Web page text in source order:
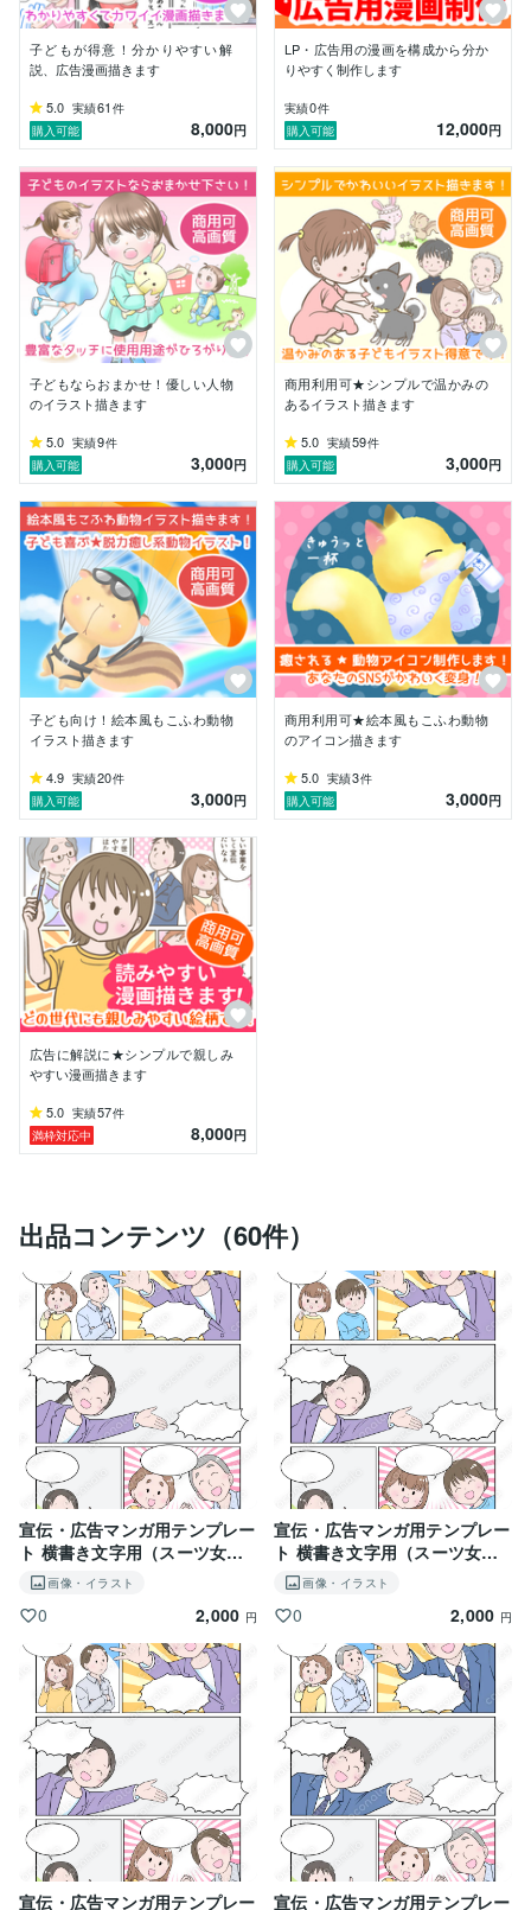
子どもが得意！分かりやすい解
説、広告漫画描きます
5.0 実績61 件
購入可能
8,000円
LP・広告用の漫画を構成から分か
りやすく制作します
実績0件
購入可能
12,000円
子どもならおまかせ！優しい人物
のイラスト描きます
5.0 実績9件
購入可能
3,000円
商用利用可★シンプルで温かみの
あるイラスト描きます
5.0 実績59件
購入可能
3,000円
子ども向け！絵本風もこふわ動物
イラスト描きます
4.9 実績20件
購入可能
3,000円
商用利用可★絵本風もこふわ動物
のアイコン描きます
5.0 実績3件
購入可能
3,000円
広告に解説に★シンプルで親しみ
やすい漫画描きます
5.0 実績57件
満枠対応中
8,000円
出品コンテンツ（60件）
宣伝・広告マンガ用テンプレー
ト 横書き文字用（スーツ女性×
高齢者夫婦）PNGデータ
画像・イラスト
0 2,000 円
宣伝・広告マンガ用テンプレー
ト 横書き文字用（スーツ女性×
子ども）PNGデータ
画像・イラスト
0 2,000 円
宣伝・広告マンガ用テンプレー 宣伝・広告マンガ用テンプレー